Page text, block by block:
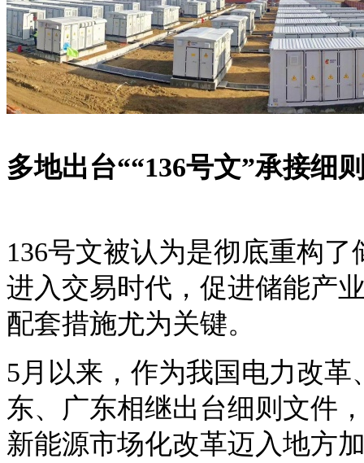
多地出台““136号文”承接细
136号文被认为是彻底重构
进入交易时代，促进储能产
配套措施尤为关键。
5月以来，作为我国电力改
东、广东相继出台细则文件
新能源市场化改革迈入地方